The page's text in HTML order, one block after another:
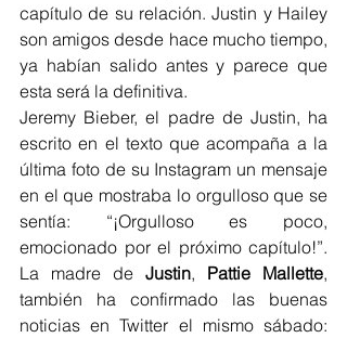
capítulo de su relación. Justin y Hailey
son amigos desde hace mucho tiempo,
ya habían salido antes y parece que
esta será la definitiva.
Jeremy Bieber, el padre de Justin, ha
escrito en el texto que acompaña a la
última foto de su Instagram un mensaje
en el que mostraba lo orgulloso que se
sentía: “¡Orgulloso es poco,
emocionado por el próximo capítulo!”.
La madre de Justin, Pattie Mallette,
también ha confirmado las buenas
noticias en Twitter el mismo sábado: